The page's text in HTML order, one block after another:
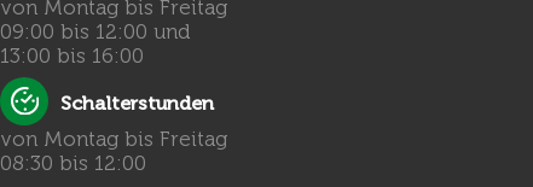
von Montag bis Freitag
09:00 bis 12:00 und
13:00 bis 16:00
Schalterstunden
von Montag bis Freitag
08:30 bis 12:00